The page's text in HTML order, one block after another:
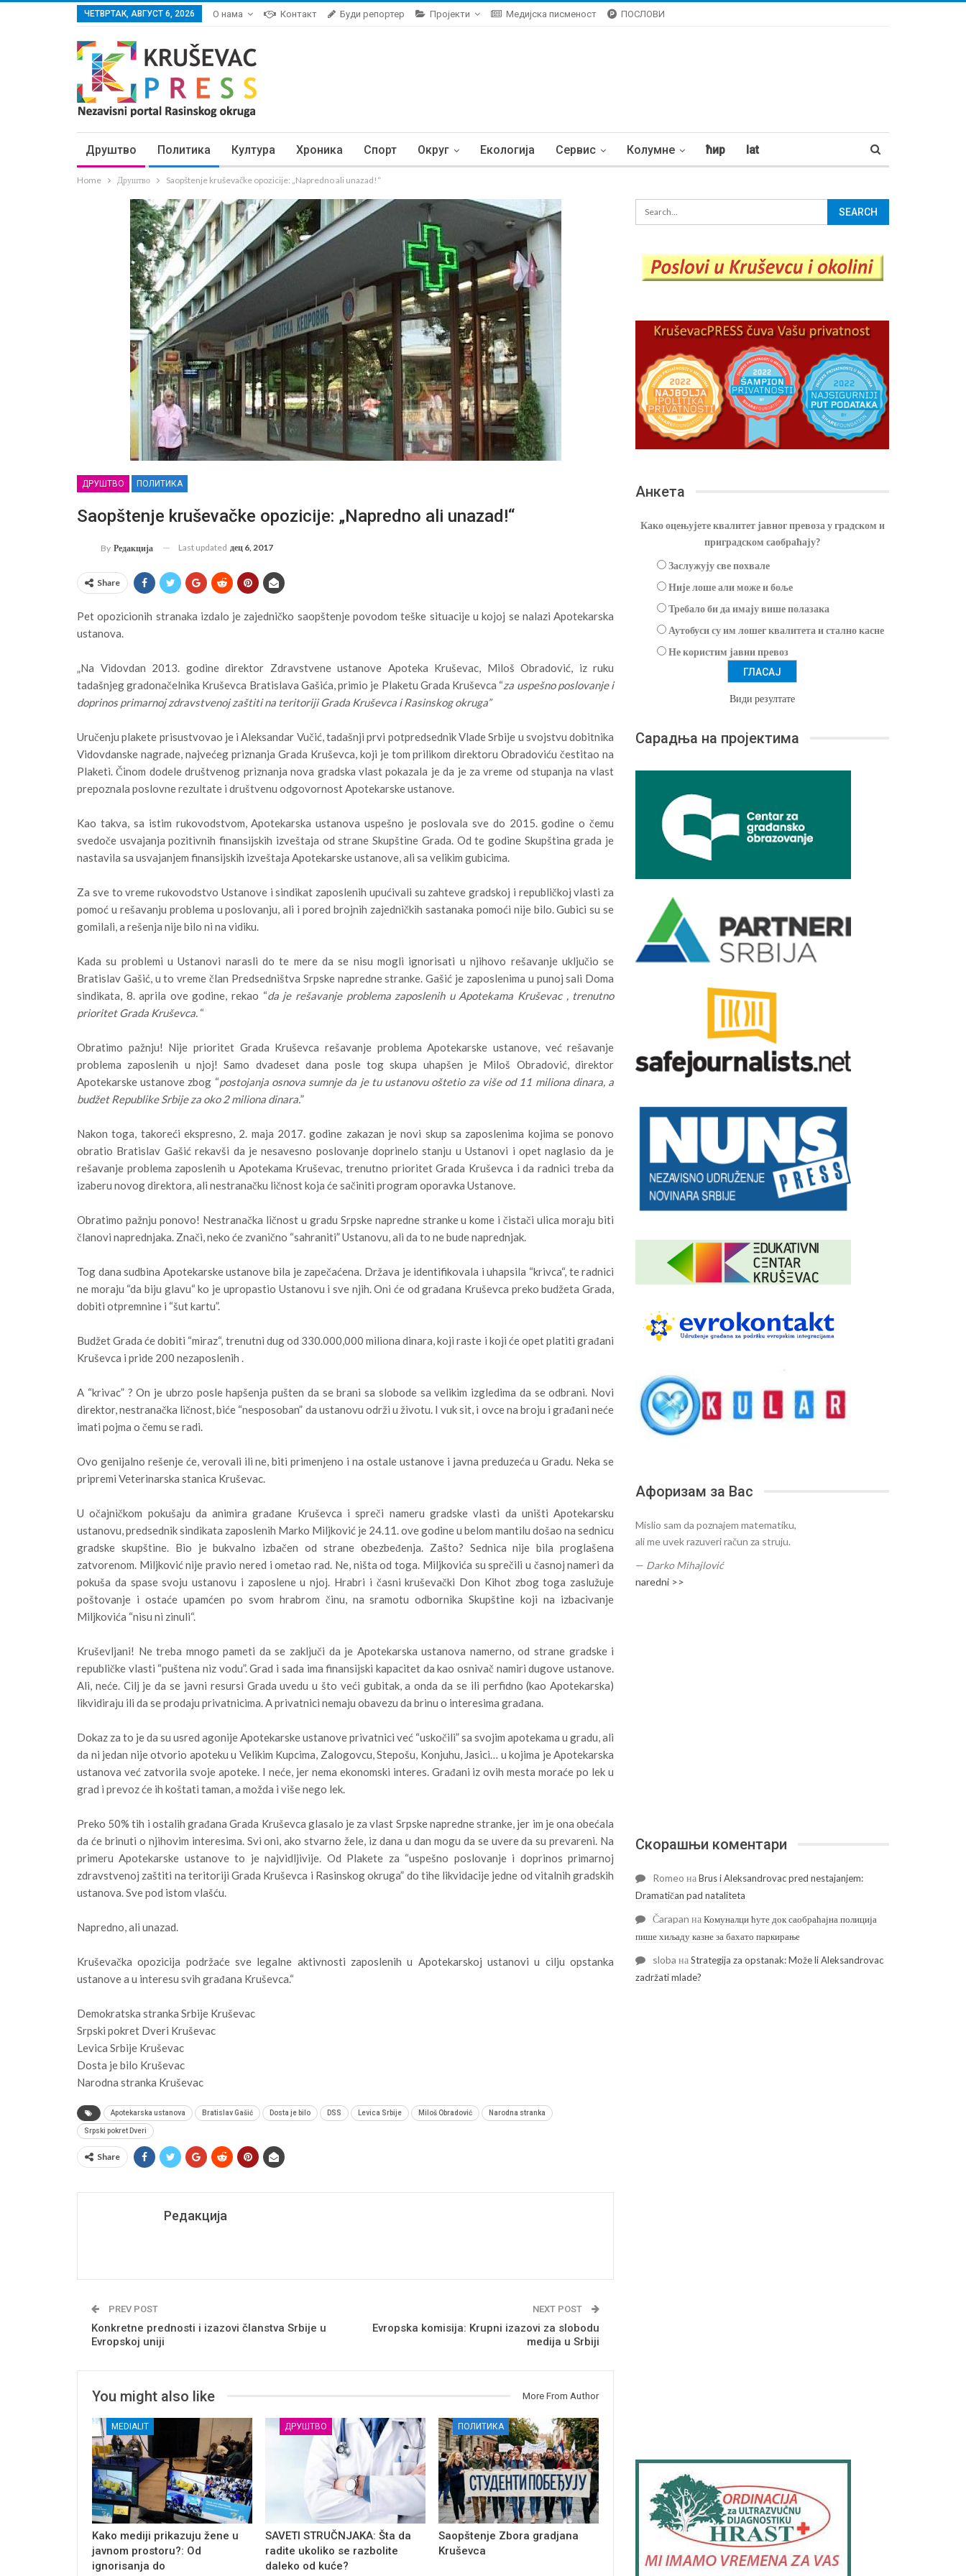
ЧЕТВРТАК, АВГУСТ 6, 2026 О нама Контакт Буди репортер Пројекти Медијска писменост ПОСЛОВИ
Друштво Политика Култура Хроника Спорт Округ Екологија Сервис Колумне ћир lat
Home Друштво Saopštenje kruševačke opozicije: „Napredno ali unazad!“
ДРУШТВО ПОЛИТИКА
Saopštenje kruševačke opozicije: „Napredno ali unazad!“
By Редакција Last updated дец 6, 2017
Share
Pet opozicionih stranaka izdalo je zajedničko saopštenje povodom teške situacije u kojoj se nalazi Apotekarska
ustanova.
„Na Vidovdan 2013. godine direktor Zdravstvene ustanove Apoteka Kruševac, Miloš Obradović, iz ruku
tadašnjeg gradonačelnika Kruševca Bratislava Gašića, primio je Plaketu Grada Kruševca “za uspešno poslovanje i
doprinos primarnoj zdravstvenoj zaštiti na teritoriji Grada Kruševca i Rasinskog okruga”
Uručenju plakete prisustvovao je i Aleksandar Vučić, tadašnji prvi potpredsednik Vlade Srbije u svojstvu dobitnika
Vidovdanske nagrade, najvećeg priznanja Grada Kruševca, koji je tom prilikom direktoru Obradoviću čestitao na
Plaketi. Činom dodele društvenog priznanja nova gradska vlast pokazala je da je za vreme od stupanja na vlast
prepoznala poslovne rezultate i društvenu odgovornost Apotekarske ustanove.
Kao takva, sa istim rukovodstvom, Apotekarska ustanova uspešno je poslovala sve do 2015. godine o čemu
svedoče usvajanja pozitivnih finansijskih izveštaja od strane Skupštine Grada. Od te godine Skupština grada je
nastavila sa usvajanjem finansijskih izveštaja Apotekarske ustanove, ali sa velikim gubicima.
Za sve to vreme rukovodstvo Ustanove i sindikat zaposlenih upućivali su zahteve gradskoj i republičkoj vlasti za
pomoć u rešavanju problema u poslovanju, ali i pored brojnih zajedničkih sastanaka pomoći nije bilo. Gubici su se
gomilali, a rešenja nije bilo ni na vidiku.
Kada su problemi u Ustanovi narasli do te mere da se nisu mogli ignorisati u njihovo rešavanje uključio se
Bratislav Gašić, u to vreme član Predsedništva Srpske napredne stranke. Gašić je zaposlenima u punoj sali Doma
sindikata, 8. aprila ove godine, rekao “da je rešavanje problema zaposlenih u Apotekama Kruševac , trenutno
prioritet Grada Kruševca. “
Obratimo pažnju! Nije prioritet Grada Kruševca rešavanje problema Apotekarske ustanove, već rešavanje
problema zaposlenih u njoj! Samo dvadeset dana posle tog skupa uhapšen je Miloš Obradović, direktor
Apotekarske ustanove zbog “postojanja osnova sumnje da je tu ustanovu oštetio za više od 11 miliona dinara, a
budžet Republike Srbije za oko 2 miliona dinara.”
Nakon toga, takoreći ekspresno, 2. maja 2017. godine zakazan je novi skup sa zaposlenima kojima se ponovo
obratio Bratislav Gašić rekavši da je nesavesno poslovanje doprinelo stanju u Ustanovi i opet naglasio da je
rešavanje problema zaposlenih u Apotekama Kruševac, trenutno prioritet Grada Kruševca i da radnici treba da
izaberu novog direktora, ali nestranačku ličnost koja će sačiniti program oporavka Ustanove.
Obratimo pažnju ponovo! Nestranačka ličnost u gradu Srpske napredne stranke u kome i čistači ulica moraju biti
članovi naprednjaka. Znači, neko će zvanično “sahraniti” Ustanovu, ali da to ne bude naprednjak.
Tog dana sudbina Apotekarske ustanove bila je zapečaćena. Država je identifikovala i uhapsila “krivca“, te radnici
ne moraju “da biju glavu“ ko je upropastio Ustanovu i sve njih. Oni će od građana Kruševca preko budžeta Grada,
dobiti otpremnine i “šut kartu”.
Budžet Grada će dobiti “miraz“, trenutni dug od 330.000,000 miliona dinara, koji raste i koji će opet platiti građani
Kruševca i pride 200 nezaposlenih .
A “krivac” ? On je ubrzo posle hapšenja pušten da se brani sa slobode sa velikim izgledima da se odbrani. Novi
direktor, nestranačka ličnost, biće “nesposoban” da ustanovu održi u životu. I vuk sit, i ovce na broju i građani neće
imati pojma o čemu se radi.
Ovo genijalno rešenje će, verovali ili ne, biti primenjeno i na ostale ustanove i javna preduzeća u Gradu. Neka se
pripremi Veterinarska stanica Kruševac.
U očajničkom pokušaju da animira građane Kruševca i spreči nameru gradske vlasti da uništi Apotekarsku
ustanovu, predsednik sindikata zaposlenih Marko Miljković je 24.11. ove godine u belom mantilu došao na sednicu
gradske skupštine. Bio je bukvalno izbačen od strane obezbeđenja. Zašto? Sednica nije bila proglašena
zatvorenom. Miljković nije pravio nered i ometao rad. Ne, ništa od toga. Miljkovića su sprečili u časnoj nameri da
pokuša da spase svoju ustanovu i zaposlene u njoj. Hrabri i časni kruševački Don Kihot zbog toga zaslužuje
poštovanje i ostaće upamćen po svom hrabrom činu, na sramotu odbornika Skupštine koji na izbacivanje
Miljkovića “nisu ni zinuli“.
Kruševljani! Ne treba mnogo pameti da se zaključi da je Apotekarska ustanova namerno, od strane gradske i
republičke vlasti “puštena niz vodu”. Grad i sada ima finansijski kapacitet da kao osnivač namiri dugove ustanove.
Ali, neće. Cilj je da se javni resursi Grada uvedu u što veći gubitak, a onda da se ili perfidno (kao Apotekarska)
likvidiraju ili da se prodaju privatnicima. A privatnici nemaju obavezu da brinu o interesima građana.
Dokaz za to je da su usred agonije Apotekarske ustanove privatnici već “uskočili” sa svojim apotekama u gradu, ali
da ni jedan nije otvorio apoteku u Velikim Kupcima, Zalogovcu, Stepošu, Konjuhu, Jasici… u kojima je Apotekarska
ustanova već zatvorila svoje apoteke. I neće, jer nema ekonomski interes. Građani iz ovih mesta moraće po lek u
grad i prevoz će ih koštati taman, a možda i više nego lek.
Preko 50% tih i ostalih građana Grada Kruševca glasalo je za vlast Srpske napredne stranke, jer im je ona obećala
da će brinuti o njihovim interesima. Svi oni, ako stvarno žele, iz dana u dan mogu da se uvere da su prevareni. Na
primeru Apotekarske ustanove to je najvidljivije. Od Plakete za “uspešno poslovanje i doprinos primarnoj
zdravstvenoj zaštiti na teritoriji Grada Kruševca i Rasinskog okruga” do tihe likvidacije jedne od vitalnih gradskih
ustanova. Sve pod istom vlašću.
Napredno, ali unazad.
Kruševačka opozicija podržaće sve legalne aktivnosti zaposlenih u Apotekarskoj ustanovi u cilju opstanka
ustanove a u interesu svih građana Kruševca.“
Demokratska stranka Srbije Kruševac
Srpski pokret Dveri Kruševac
Levica Srbije Kruševac
Dosta je bilo Kruševac
Narodna stranka Kruševac
Apotekarska ustanova Bratislav Gašić Dosta je bilo DSS Levica Srbije Miloš Obradović Narodna stranka
Srpski pokret Dveri
Share
Редакција
PREV POST
Konkretne prednosti i izazovi članstva Srbije u
Evropskoj uniji
NEXT POST
Evropska komisija: Krupni izazovi za slobodu
medija u Srbiji
You might also like More From Author
MEDIALIT
Kako mediji prikazuju žene u
javnom prostoru?: Od
ignorisanja do
ДРУШТВО
SAVETI STRUČNJAKA: Šta da
radite ukoliko se razbolite
daleko od kuće?
ПОЛИТИКА
Saopštenje Zbora gradjana
Kruševca
Анкета
Како оцењујете квалитет јавног превоза у градском и
приградском саобраћају?
Заслужују све похвале
Није лоше али може и боље
Требало би да имају више полазака
Аутобуси су им лошег квалитета и стално касне
Не користим јавни превоз
Види резултате
Сарадња на пројектима
Афоризам за Вас
Mislio sam da poznajem matematiku,
ali me uvek razuveri račun za struju.
— Darko Mihajlović
naredni >>
Скорашњи коментари
Romeo наBrus i Aleksandrovac pred nestajanjem:
Dramatičan pad nataliteta
Čarapan наКомуналци ћуте док саобраћајна полиција
пише хиљаду казне за бахато паркирање
sloba наStrategija za opstanak: Može li Aleksandrovac
zadržati mlade?